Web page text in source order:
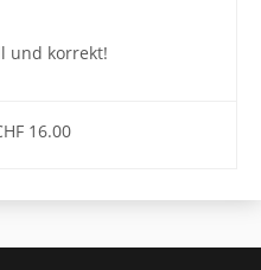
und korrekt!
16.00